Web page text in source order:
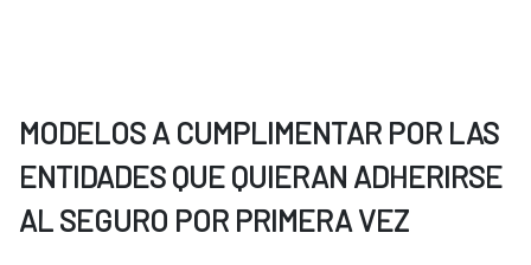
MODELOS A CUMPLIMENTAR POR LAS
ENTIDADES QUE QUIERAN ADHERIRSE
AL SEGURO POR PRIMERA VEZ